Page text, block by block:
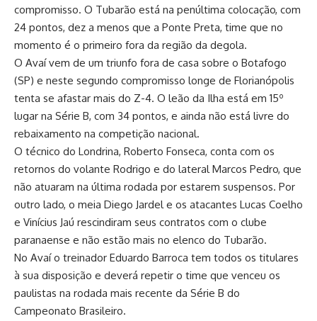
compromisso. O Tubarão está na penúltima colocação, com
24 pontos, dez a menos que a Ponte Preta, time que no
momento é o primeiro fora da região da degola.
O Avaí vem de um triunfo fora de casa sobre o Botafogo
(SP) e neste segundo compromisso longe de Florianópolis
tenta se afastar mais do Z-4. O leão da Ilha está em 15º
lugar na Série B, com 34 pontos, e ainda não está livre do
rebaixamento na competição nacional.
O técnico do Londrina, Roberto Fonseca, conta com os
retornos do volante Rodrigo e do lateral Marcos Pedro, que
não atuaram na última rodada por estarem suspensos. Por
outro lado, o meia Diego Jardel e os atacantes Lucas Coelho
e Vinícius Jaú rescindiram seus contratos com o clube
paranaense e não estão mais no elenco do Tubarão.
No Avaí o treinador Eduardo Barroca tem todos os titulares
à sua disposição e deverá repetir o time que venceu os
paulistas na rodada mais recente da Série B do
Campeonato Brasileiro.